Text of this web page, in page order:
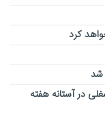
کرد
در آستانه هفته